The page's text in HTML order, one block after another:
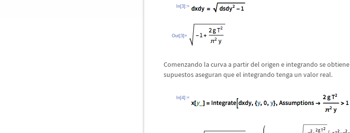
In[3]:=
Out[3]=
Comenzando la curva a partir del origen e integrando se obtiene
supuestos aseguran que el integrando tenga un valor real.
In[4]:=